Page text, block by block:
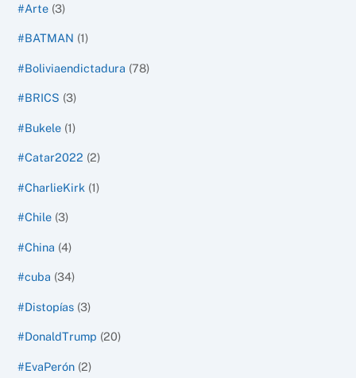
#Arte (3)
#BATMAN (1)
#Boliviaendictadura (78)
#BRICS (3)
#Bukele (1)
#Catar2022 (2)
#CharlieKirk (1)
#Chile (3)
#China (4)
#cuba (34)
#Distopías (3)
#DonaldTrump (20)
#EvaPerón (2)